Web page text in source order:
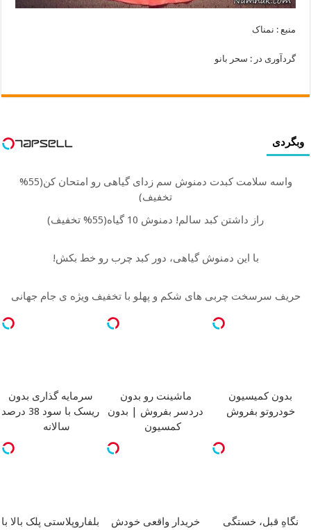
منبع : نمناک
گردآوری در : سحر بانو
وبگردی
واسه سلامت کبدت دمنوش سم زدای گیاهی رو امتحان کن(55%
تخفیف)
راز داشتن کبد سالم! دمنوش 10 گیاه(55% تخفیف)
با این دمنوش گیاهی، دور کبد چرب رو خط بکش!
حریف سرسخت چربی های شکم و پهلو با تخفیف ویژه ی جام جهانی
بدون کمیسیون
خودروتو بفروش
ماشینت رو بدون
دردسر بفروش | بدون
کمسیون
سرمایه گذاری بدون
ریسک با سود 38 درصد
سالانه
نگاهِ قبل، خستگی
خریدار واقعی خودش
بلفاروپلاستی پلک بالا با